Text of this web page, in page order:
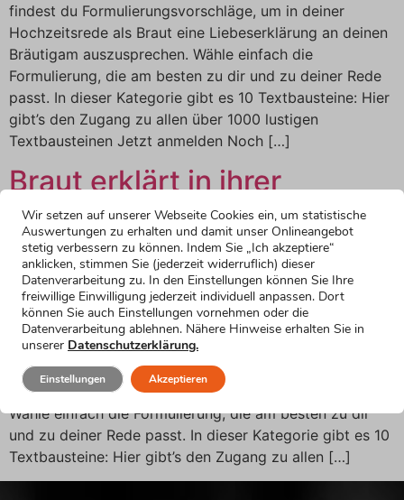
findest du Formulierungsvorschläge, um in deiner
Hochzeitsrede als Braut eine Liebeserklärung an deinen
Bräutigam auszusprechen. Wähle einfach die
Formulierung, die am besten zu dir und zu deiner Rede
passt. In dieser Kategorie gibt es 10 Textbausteine: Hier
gibt’s den Zugang zu allen über 1000 lustigen
Textbausteinen Jetzt anmelden Noch […]
Braut erklärt in ihrer
Hochzeitsrede, wie
wunderbar der Bräutigam
ist
Brautrede: Braut erklärt in ihrer Hochzeitsrede, wie
wunderbar der Bräutigam ist Hier findest du
Formulierungsvorschläge, um in deiner Hochzeitsrede
als Braut zu erklären, wie wunderbar der Bräutigam ist.
Wähle einfach die Formulierung, die am besten zu dir
und zu deiner Rede passt. In dieser Kategorie gibt es 10
Textbausteine: Hier gibt’s den Zugang zu allen […]
Wir setzen auf unserer Webseite Cookies ein, um statistische
Auswertungen zu erhalten und damit unser Onlineangebot
stetig verbessern zu können. Indem Sie „Ich akzeptiere“
anklicken, stimmen Sie (jederzeit widerruflich) dieser
Datenverarbeitung zu. In den Einstellungen können Sie Ihre
freiwillige Einwilligung jederzeit individuell anpassen. Dort
können Sie auch Einstellungen vornehmen oder die
Datenverarbeitung ablehnen. Nähere Hinweise erhalten Sie in
unserer Datenschutzerklärung.
Akzeptieren
Einstellungen